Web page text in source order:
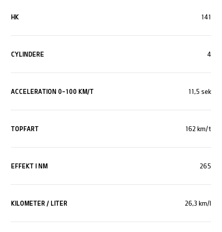
HK 141
CYLINDERE 4
ACCELERATION 0-100 KM/T 11,5 sek
TOPFART 162 km/t
EFFEKT I NM 265
KILOMETER / LITER 26,3 km/l